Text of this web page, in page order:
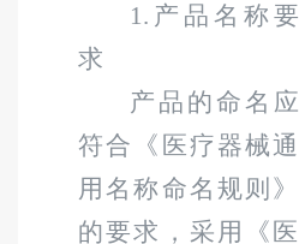
1. 产品名称要
求
产品的命名应
符合《医疗器械通
用名称命名规则》
的要求，采用《医